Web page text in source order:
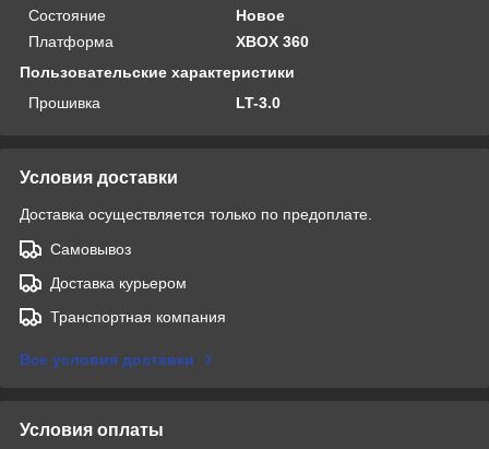
Состояние
Новое
Платформа
XBOX 360
Пользовательские характеристики
Прошивка
LT-3.0
Условия доставки
Доставка осуществляется только по предоплате.
Самовывоз
Доставка курьером
Транспортная компания
Все условия доставки
Условия оплаты